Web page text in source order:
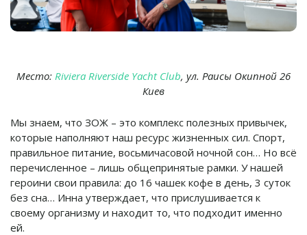
Место: Riviera Riverside Yacht Club, ул. Раисы Окипной 26
Киев
Мы знаем, что ЗОЖ – это комплекс полезных привычек,
которые наполняют наш ресурс жизненных сил. Спорт,
правильное питание, восьмичасовой ночной сон… Но всё
перечисленное – лишь общепринятые рамки. У нашей
героини свои правила: до 16 чашек кофе в день, 3 суток
без сна… Инна утверждает, что прислушивается к
своему организму и находит то, что подходит именно
ей.